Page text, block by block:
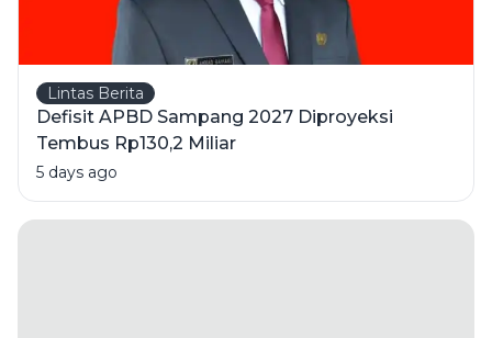
Lintas Berita
Defisit APBD Sampang 2027 Diproyeksi
Tembus Rp130,2 Miliar
5 days ago